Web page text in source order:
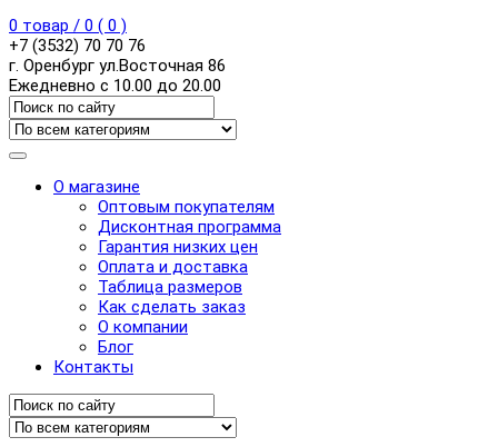
0 товар / 0 ( 0 )
+7 (3532) 70 70 76
г. Оренбург ул.Восточная 86
Ежедневно с 10.00 до 20.00
О магазине
Оптовым покупателям
Дисконтная программа
Гарантия низких цен
Оплата и доставка
Таблица размеров
Как сделать заказ
О компании
Блог
Контакты